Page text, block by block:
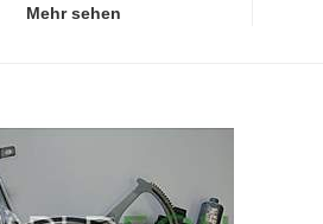
Mehr sehen